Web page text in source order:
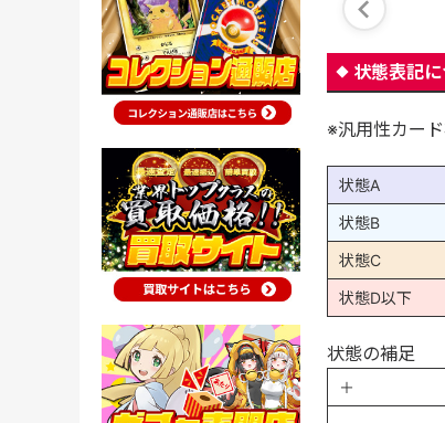
状態表記
※汎用性カー
状態A
状態B
状態C
状態D以下
状態の補足
＋